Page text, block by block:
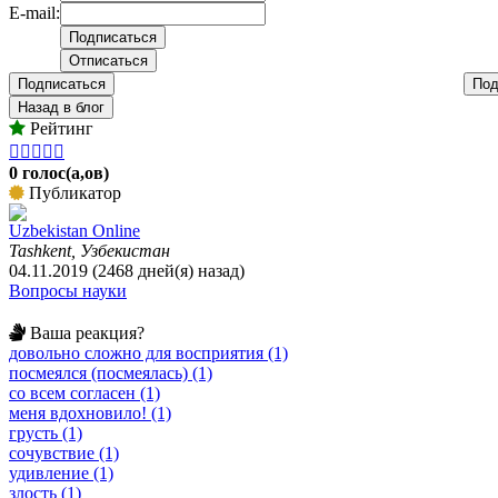
E-mail:
Подписаться
Назад в блог
Рейтинг
    
0 голос(а,ов)
Публикатор
Uzbekistan Online
Tashkent, Узбекистан
04.11.2019 (2468 дней(я) назад)
Вопросы науки
Ваша реакция?
довольно сложно для восприятия (1)
посмеялся (посмеялась) (1)
со всем согласен (1)
меня вдохновило! (1)
грусть (1)
сочувствие (1)
удивление (1)
злость (1)